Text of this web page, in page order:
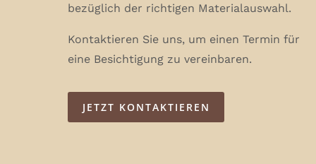
bezüglich der richtigen Materialauswahl.
Kontaktieren Sie uns, um einen Termin für
eine Besichtigung zu vereinbaren.
JETZT KONTAKTIEREN